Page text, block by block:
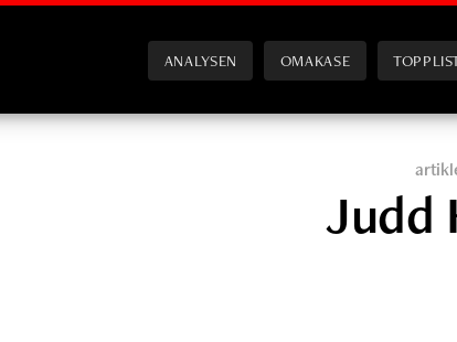
ANALYSEN OMAKASE
Judd